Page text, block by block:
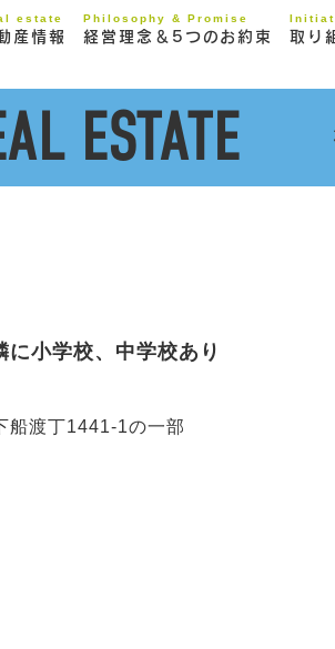
estate
産情報
Philosophy & Promise
経営理念＆5つのお約束 取り
ESTATE
に小学校、中学校あり
船渡丁1441-1の一部